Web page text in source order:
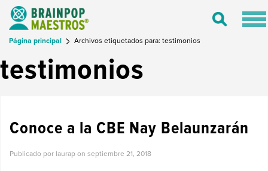
Toggle
Página principal Archivos etiquetados para: testimonios
testimonios
Conoce a la CBE Nay Belaunzarán
Publicado por laurap on septiembre 21, 2018